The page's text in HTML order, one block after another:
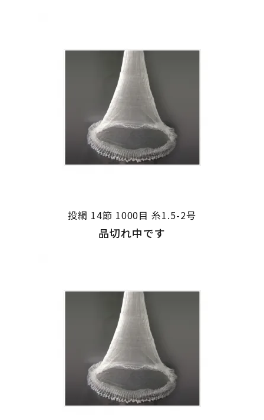
投網 14節 1000目 糸1.5-2号
品切れ中です